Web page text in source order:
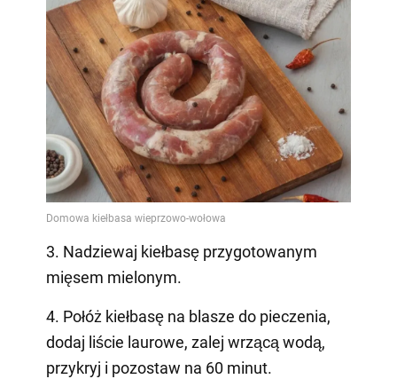
3. Nadziewaj kiełbasę przygotowanym
mięsem mielonym.
4. Połóż kiełbasę na blasze do pieczenia,
dodaj liście laurowe, zalej wrzącą wodą,
przykryj i pozostaw na 60 minut.